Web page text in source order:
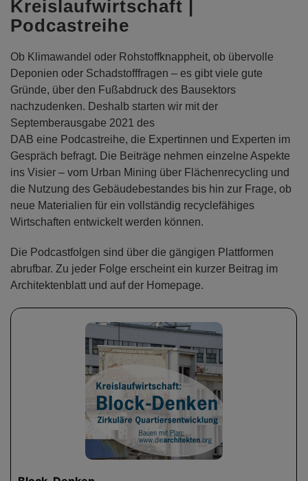
Kreislaufwirtschaft |
Podcastreihe
Ob Klimawandel oder Rohstoffknappheit, ob übervolle
Deponien oder Schadstofffragen – es gibt viele gute
Gründe, über den Fußabdruck des Bausektors
nachzudenken. Deshalb starten wir mit der
Septemberausgabe 2021 des
DAB eine Podcastreihe, die Expertinnen und Experten im
Gespräch befragt. Die Beiträge nehmen einzelne Aspekte
ins Visier – vom Urban Mining über Flächenrecycling und
die Nutzung des Gebäudebestandes bis hin zur Frage, ob
neue Materialien für ein vollständig recyclefähiges
Wirtschaften entwickelt werden können.
Die Podcastfolgen sind über die gängigen Plattformen
abrufbar. Zu jeder Folge erscheint ein kurzer Beitrag im
Architektenblatt und auf der Homepage.